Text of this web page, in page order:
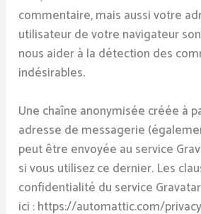
commentaire, mais aussi votre
utilisateur de votre navigateur
nous aider à la détection des
indésirables.
Une chaîne anonymisée créée à
adresse de messagerie
peut être envoyée au service
si vous utilisez ce dernier. Les
confidentialité du service
ici : https://automattic.com/